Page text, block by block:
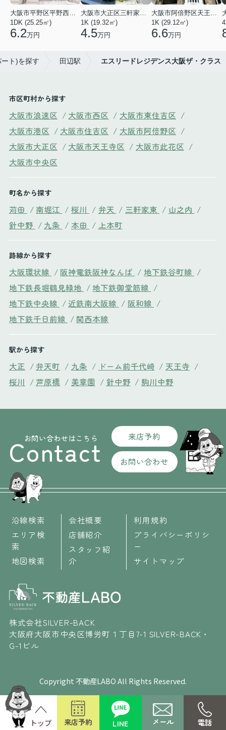
1DK (25.25㎡)
6.2万円
1K (19.32㎡)
4.5万円
1K (29.12㎡)
6.6万円
ト)を探す 田辺駅 エスリードレジデンス大阪ザ・クラス
市区町村から探す
大阪市浪速区 / 大阪市西区 / 大阪市東住吉区 /
大阪市港区 / 大阪市住吉区 / 大阪市阿倍野区 /
大阪市大正区 / 大阪市天王寺区 / 大阪市此花区 /
大阪市中央区
町名から探す
苅田 / 南堀江 / 桜川 / 弁天 / 三軒家東 / 山之内 /
針中野 / 九条 / 本田 / 上本町
路線から探す
大阪環状線 / 阪神電鉄阪神なんば / 地下鉄谷町線 /
地下鉄長堀鶴見緑地 / 地下鉄御堂筋線 /
地下鉄中央線 / 近鉄南大阪線 / 阪和線 /
地下鉄千日前線 / 関西本線
駅から探す
大正 / 弁天町 / 九条 / ドーム前千代崎 / 天王寺 /
桜川 / 芦原橋 / 美章園 / 針中野 / 駒川中野
お問い合わせはこちら
Contact 来店予約
お問い合わせ
沿線検索
エリア検
索
地図検索
会社概要
店舗紹介
スタッフ紹
介
利用規約
プライバシーポリシ
ー
サイトマップ
株式会社SILVER-BACK
大阪府大阪市中央区博労町１丁目7-1 SILVER-BACK・
G-1ビル
Copyright 不動産LABO All Rights Reserved.
来店予約 LINE メール 電話